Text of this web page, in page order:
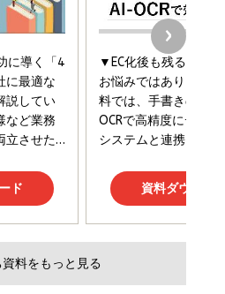
ングの真実 P&G・グリコで学んだ失敗
則
キングをもっと見る
最大化する ルールのデザイン
キングをもっと見る
ク経営 「沈黙の組織」から「高め合う
キングをもっと見る